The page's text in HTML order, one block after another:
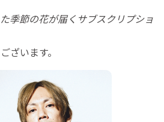
季節の花が届くサブスクリプショ
ざいます。